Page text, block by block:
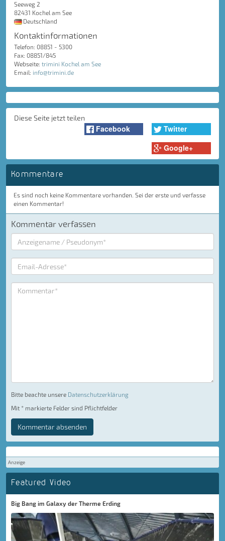
Seeweg 2
82431 Kochel am See
Deutschland
Kontaktinformationen
Telefon: 08851 - 5300
Fax: 08851/845
Webseite: trimini Kochel am See
Email: info@trimini.de
Diese Seite jetzt teilen
Facebook
Twitter
Google+
Kommentare
Es sind noch keine Kommentare vorhanden. Sei der erste und verfasse
einen Kommentar!
Kommentar verfassen
Bitte beachte unsere Datenschutzerklärung
Mit * markierte Felder sind Pflichtfelder
Kommentar absenden
Anzeige
Featured Video
Big Bang im Galaxy der Therme Erding